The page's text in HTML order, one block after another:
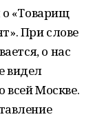
о «Товарищ
При слове
о нас
видел
Москве.